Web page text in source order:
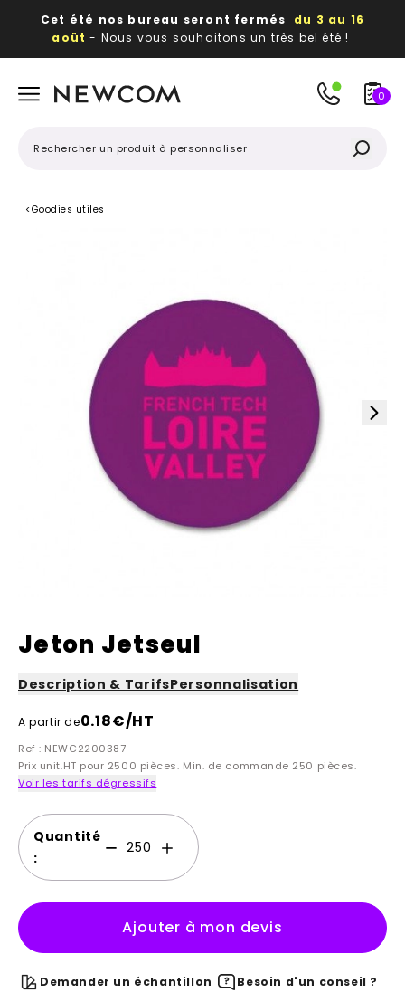
Cet été nos bureau seront fermés du 3 au 16
août - Nous vous souhaitons un très bel été !
publicitaires
0
< Goodies utiles
Jeton Jetseul
Description & TarifsPersonnalisation
A partir de0.18€/HT
Ref : NEWC2200387
Prix unit.HT pour 2500 pièces. Min. de commande 250 pièces.
Voir les tarifs dégressifs
Quantité
:
Ajouter à mon devis
Demander un échantillon Besoin d'un conseil ?